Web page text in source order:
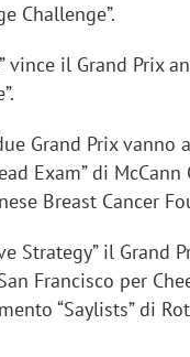
Challenge”.
vince il Grand Prix
Grand Prix
Exam” di
Breast Cancer
Strategy” il Grand
Francisco per
“Saylists” di